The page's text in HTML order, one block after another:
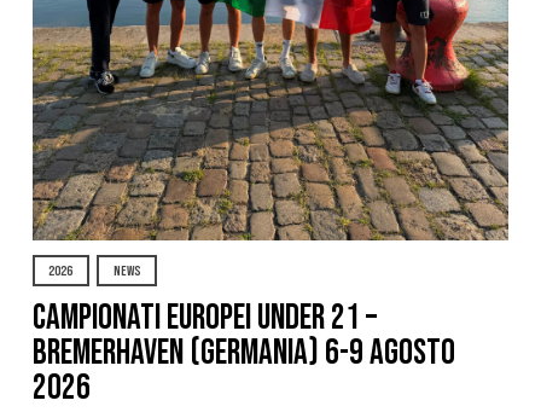
2026 NEWS
Campionati Europei Under 21 –
Bremerhaven (Germania) 6-9 agosto
2026